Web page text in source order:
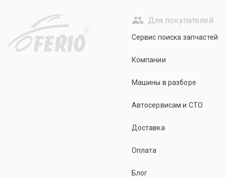
R
Для покупателей
Сервис поиска запчастей
Компании
Машины в разборе
Автосервисам и СТО
Доставка
Оплата
Блог